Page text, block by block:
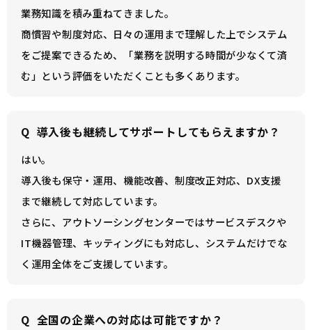
業務知識を積み重ねてきました。
商慣習や制度対応、日々の運用まで理解した上でシステム
をご提案できるため、「業務を説明する時間が少なくて済
む」という評価をいただくことも多くあります。
Q 導入後も継続してサポートしてもらえますか？
はい。
導入後も保守・運用、機能改善、制度改正対応、DX支援
まで継続して対応しています。
さらに、アウトソーシングセンターではサービスデスクや
IT機器管理、キッティングにも対応し、システムだけでな
く運用全体をご支援しています。
Q 全国の企業への対応は可能ですか？